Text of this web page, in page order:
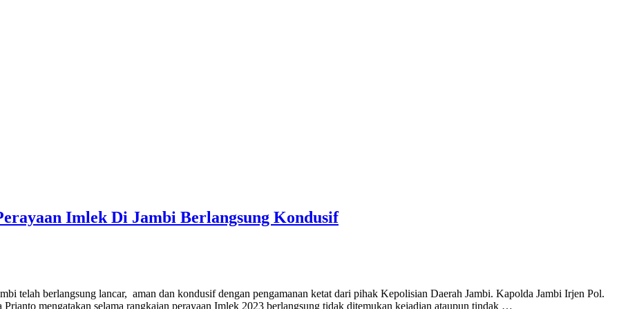
Imlek Di Jambi Berlangsung Kondusif
telah berlangsung lancar, aman dan kondusif dengan pengamanan ketat dari pihak Kepolisian Daerah Jambi. Kapolda Jambi Irjen Pol.
mengatakan selama rangkaian perayaan Imlek 2023 berlangsung tidak ditemukan kejadian ataupun tindak …